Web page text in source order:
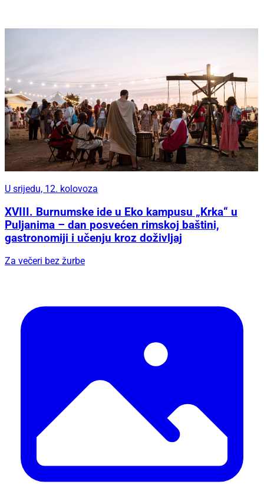
U srijedu, 12. kolovoza
XVIII. Burnumske ide u Eko kampusu „Krka“ u
Puljanima – dan posvećen rimskoj baštini,
gastronomiji i učenju kroz doživljaj
Za večeri bez žurbe